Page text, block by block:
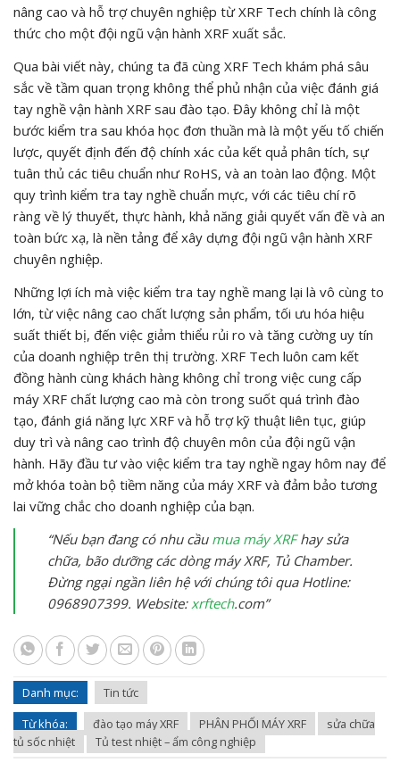
nâng cao và hỗ trợ chuyên nghiệp từ XRF Tech chính là công
thức cho một đội ngũ vận hành XRF xuất sắc.
Qua bài viết này, chúng ta đã cùng XRF Tech khám phá sâu
sắc về tầm quan trọng không thể phủ nhận của việc đánh giá
tay nghề vận hành XRF sau đào tạo. Đây không chỉ là một
bước kiểm tra sau khóa học đơn thuần mà là một yếu tố chiến
lược, quyết định đến độ chính xác của kết quả phân tích, sự
tuân thủ các tiêu chuẩn như RoHS, và an toàn lao động. Một
quy trình kiểm tra tay nghề chuẩn mực, với các tiêu chí rõ
ràng về lý thuyết, thực hành, khả năng giải quyết vấn đề và an
toàn bức xạ, là nền tảng để xây dựng đội ngũ vận hành XRF
chuyên nghiệp.
Những lợi ích mà việc kiểm tra tay nghề mang lại là vô cùng to
lớn, từ việc nâng cao chất lượng sản phẩm, tối ưu hóa hiệu
suất thiết bị, đến việc giảm thiểu rủi ro và tăng cường uy tín
của doanh nghiệp trên thị trường. XRF Tech luôn cam kết
đồng hành cùng khách hàng không chỉ trong việc cung cấp
máy XRF chất lượng cao mà còn trong suốt quá trình đào
tạo, đánh giá năng lực XRF và hỗ trợ kỹ thuật liên tục, giúp
duy trì và nâng cao trình độ chuyên môn của đội ngũ vận
hành. Hãy đầu tư vào việc kiểm tra tay nghề ngay hôm nay để
mở khóa toàn bộ tiềm năng của máy XRF và đảm bảo tương
lai vững chắc cho doanh nghiệp của bạn.
“Nếu bạn đang có nhu cầu mua máy XRFhay sửa
chữa, bão dưỡng các dòng máy XRF, Tủ Chamber.
Đừng ngại ngần liên hệ với chúng tôi qua Hotline:
0968907399. Website:xrftech.com”
Danh mục:
Tin tức
Từ khóa:
đào tạo máy XRF PHÂN PHỐI MÁY XRF
sửa chữa
tủ sốc nhiệt
Tủ test nhiệt – ẩm công nghiệp